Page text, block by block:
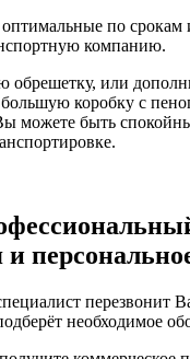
по срокам
компанию.
обрешетку, или
коробку с
можете быть
и
перезвонит
необходимое